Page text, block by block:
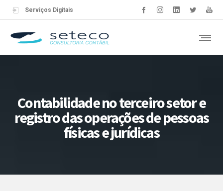
Serviços Digitais
Contabilidade no terceiro setor e
registro das operações de pessoas
físicas e jurídicas